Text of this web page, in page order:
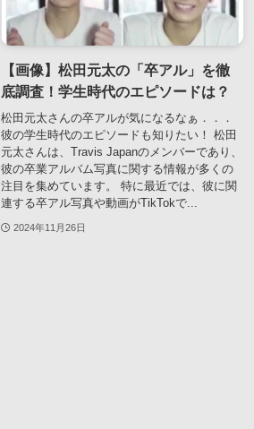
【画像】松田元太の「卒アル」を徹
底調査！学生時代のエピソードは？
松田元太さんの卒アルが気になるなぁ．．．
彼の学生時代のエピソードも知りたい！ 松田
元太さんは、Travis Japanのメンバーであり、
彼の卒業アルバム写真に関する情報が多くの
注目を集めています。 特に最近では、彼に関
連する卒アル写真や動画がTikTokで...
2024年11月26日